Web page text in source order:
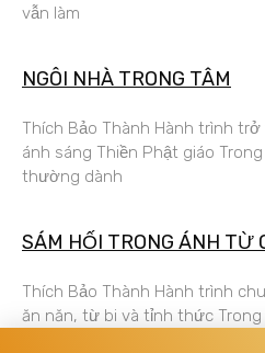
vẫn làm
NGÔI NHÀ TRONG TÂM
Thích Bảo Thành Hành trình
ánh sáng Thiền Phật giáo
thường dành
SÁM HỐI TRONG ÁNH TỪ
Thích Bảo Thành Hành trình
ăn năn, từ bi và tỉnh thức Trong